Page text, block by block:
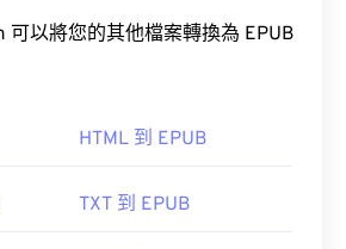
以將您的其他檔案轉換為 EPUB
HTML 到 EPUB
TXT 到 EPUB